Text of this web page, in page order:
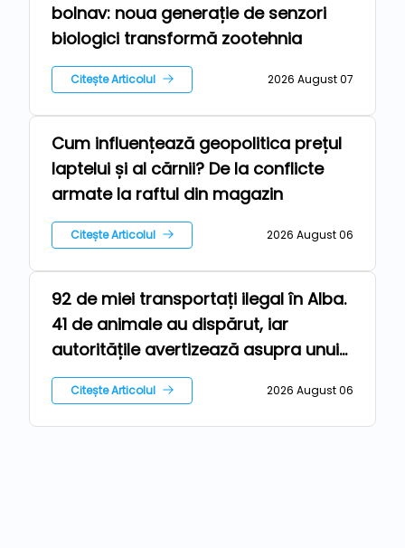
bolnav: noua generație de senzori
biologici transformă zootehnia
Citește Articolul 2026 August 07
Stiri
Cum influențează geopolitica prețul
laptelui și al cărnii? De la conflicte
armate la raftul din magazin
Citește Articolul 2026 August 06
Ferma
92 de miei transportați ilegal în Alba.
41 de animale au dispărut, iar
autoritățile avertizează asupra unui
risc epidemiologic major
Citește Articolul 2026 August 06